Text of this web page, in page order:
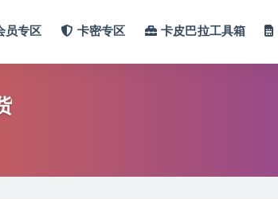
员专区 卡密专区 卡皮巴拉工具箱